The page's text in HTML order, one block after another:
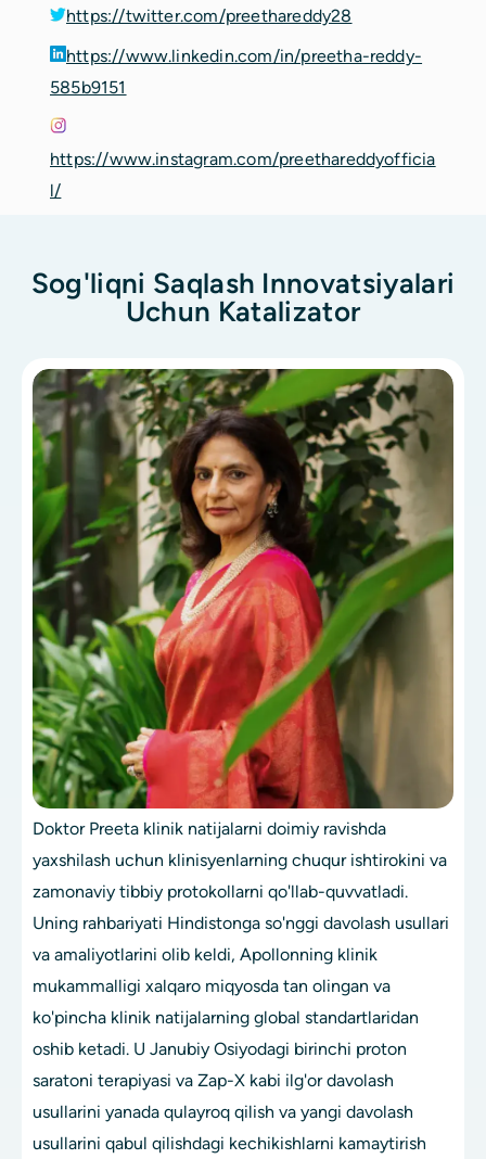
https://twitter.com/preethareddy28
https://www.linkedin.com/in/preetha-reddy-
585b9151
https://www.instagram.com/preethareddyofficia
l/
Sog'liqni Saqlash Innovatsiyalari
Uchun Katalizator
Doktor Preeta klinik natijalarni doimiy ravishda
yaxshilash uchun klinisyenlarning chuqur ishtirokini va
zamonaviy tibbiy protokollarni qo'llab-quvvatladi.
Uning rahbariyati Hindistonga so'nggi davolash usullari
va amaliyotlarini olib keldi, Apollonning klinik
mukammalligi xalqaro miqyosda tan olingan va
ko'pincha klinik natijalarning global standartlaridan
oshib ketadi. U Janubiy Osiyodagi birinchi proton
saratoni terapiyasi va Zap-X kabi ilg'or davolash
usullarini yanada qulayroq qilish va yangi davolash
usullarini qabul qilishdagi kechikishlarni kamaytirish